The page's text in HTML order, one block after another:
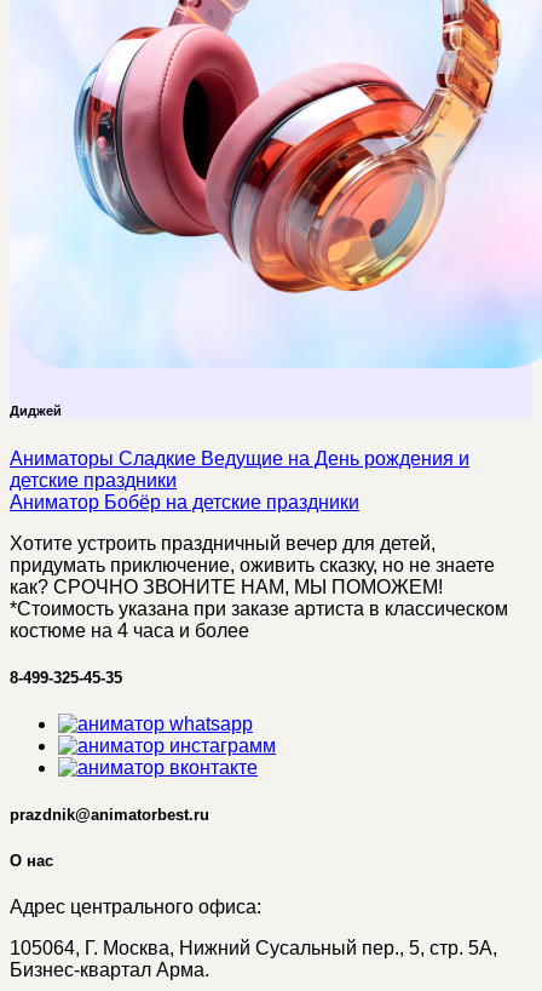
Диджей
Аниматоры Сладкие Ведущие на День рождения и
детские праздники
Аниматор Бобёр на детские праздники
Хотите устроить праздничный вечер для детей,
придумать приключение, оживить сказку, но не знаете
как? СРОЧНО ЗВОНИТЕ НАМ, МЫ ПОМОЖЕМ!
*Стоимость указана при заказе артиста в классическом
костюме на 4 часа и более
8-499-325-45-35
prazdnik@animatorbest.ru
О нас
Адрес центрального офиса:
105064, Г. Москва, Нижний Сусальный пер., 5, стр. 5А,
Бизнес-квартал Арма.